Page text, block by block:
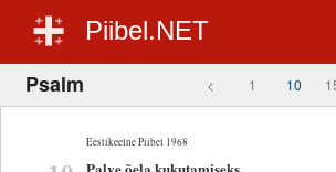
Piibel.NET
Psalm < 1 10
Eestikeelne Piibel 1968